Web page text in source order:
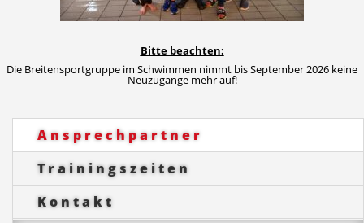
Bitte beachten:
Die Breitensportgruppe im Schwimmen nimmt bis September 2026 keine
Neuzugänge mehr auf!
Ansprechpartner
Trainingszeiten
Kontakt